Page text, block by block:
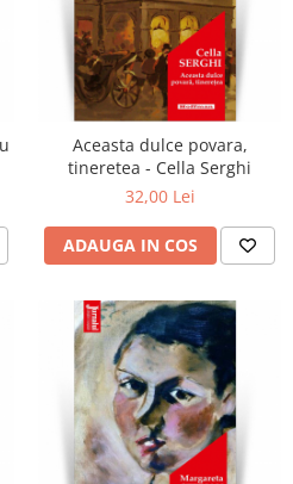
Aceasta dulce povara,
tineretea - Cella Serghi
32,00 Lei
ADAUGA IN COS